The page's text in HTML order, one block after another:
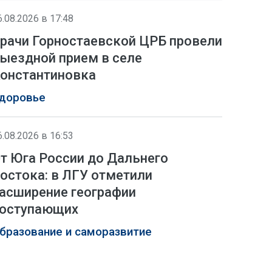
в 17:48
Горностаевской ЦРБ провели
прием в селе
в 16:53
Юга России до Дальнего
в ЛГУ отметили
географии
и саморазвитие